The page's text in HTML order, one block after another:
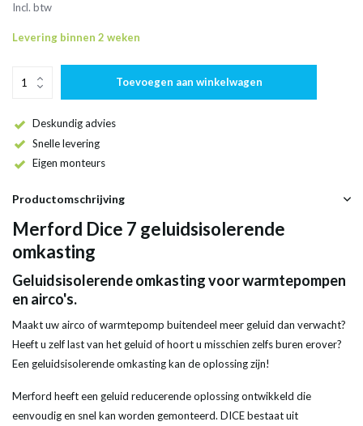
Incl. btw
Levering binnen 2 weken
Toevoegen aan winkelwagen
Deskundig advies
Snelle levering
Eigen monteurs
Productomschrijving
Merford Dice 7 geluidsisolerende
omkasting
Geluidsisolerende omkasting voor warmtepompen
en airco's.
Maakt uw airco of warmtepomp buitendeel meer geluid dan verwacht?
Heeft u zelf last van het geluid of hoort u misschien zelfs buren erover?
Een geluidsisolerende omkasting kan de oplossing zijn!
Merford heeft een geluid reducerende oplossing ontwikkeld die
eenvoudig en snel kan worden gemonteerd. DICE bestaat uit